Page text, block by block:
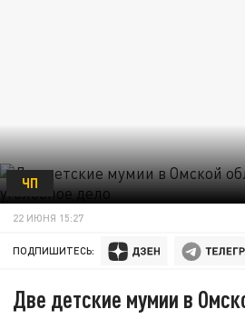
ЧП
22 ИЮНЯ 15:27
ПОДПИШИТЕСЬ:
Две детские мумии в